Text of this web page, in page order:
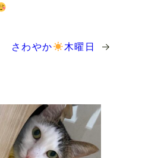
さわやか 木曜日 →